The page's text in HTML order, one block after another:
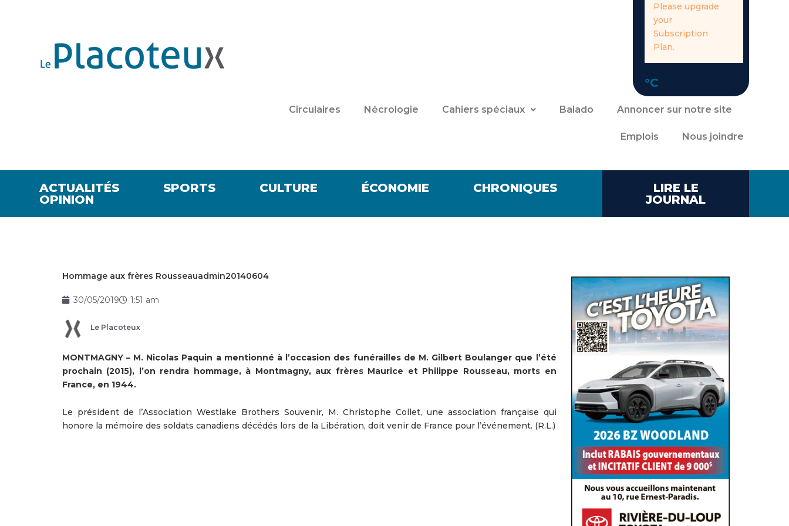
Please upgrade
your
Subscription
Plan.
°C
Circulaires Nécrologie Cahiers spéciaux Balado Annoncer sur notre site
Emplois Nous joindre
ACTUALITÉS SPORTS CULTURE ÉCONOMIE
CHRONIQUES
OPINION
LIRE LE
JOURNAL
Hommage aux frères Rousseauadmin20140604
30/05/2019 1:51 am
Le Placoteux
MONTMAGNY – M. Nicolas Paquin a mentionné à l’occasion des funérailles de M. Gilbert Boulanger que l’été
prochain (2015), l’on rendra hommage, à Montmagny, aux frères Maurice et Philippe Rousseau, morts en
France, en 1944.
Le président de l’Association Westlake Brothers Souvenir, M. Christophe Collet, une association française qui
honore la mémoire des soldats canadiens décédés lors de la Libération, doit venir de France pour l’événement. (R.L.)